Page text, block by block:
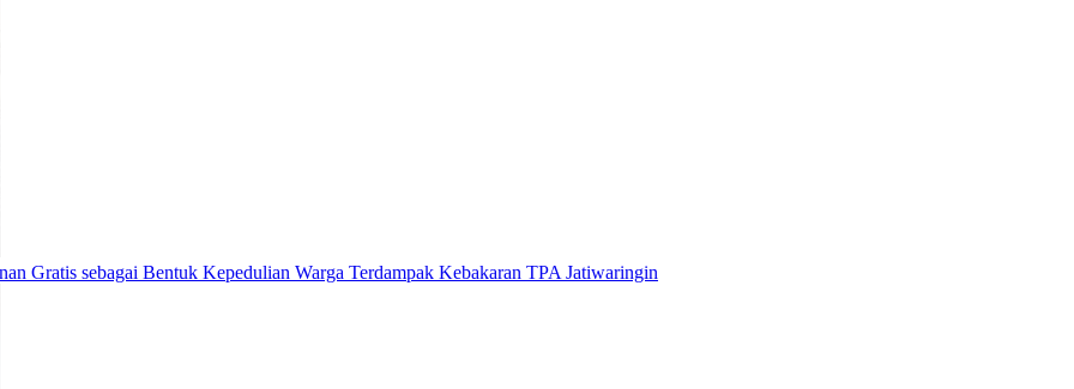
Gratis sebagai Bentuk Kepedulian Warga Terdampak Kebakaran TPA Jatiwaringin